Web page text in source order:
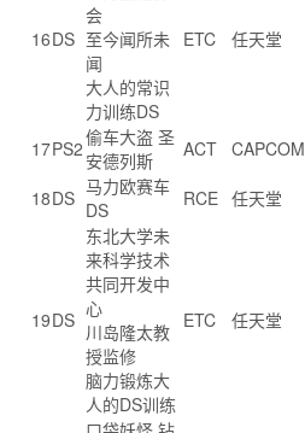
16DS
会
至今闻所未
闻
大人的常识
力训练DS
ETC 任天堂
17PS2偷车大盗 圣
安德列斯
ACT CAPCOM
18DS 马力欧赛车
DS
RCE 任天堂
19DS
东北大学未
来科学技术
共同开发中
心
川岛隆太教
授监修
脑力锻炼大
人的DS训练
ETC 任天堂